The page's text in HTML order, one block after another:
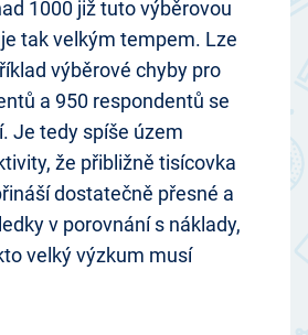
1000 již tuto výběrovou
tak velkým tempem. Lze
výběrové chyby pro
a 950 respondentů se
Je tedy spíše územ
že přibližně tisícovka
dostatečně přesné a
v porovnání s náklady,
velký výzkum musí